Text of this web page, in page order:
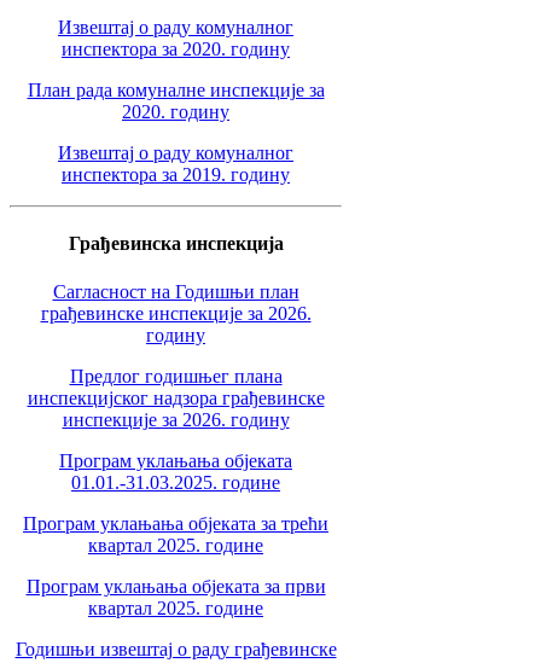
Извештај о раду комуналног
инспектора за 2020. годину
План рада комуналне инспекције за
2020. годину
Извештај о раду комуналног
инспектора за 2019. годину
Грађевинска инспекција
Сагласност на Годишњи план
грађевинске инспекције за 2026.
годину
Предлог годишњег плана
инспекцијског надзора грађевинске
инспекције за 2026. годину
Програм уклањања објеката
01.01.-31.03.2025. године
Програм уклањања објеката за трећи
квартал 2025. године
Програм уклањања објеката за први
квартал 2025. године
Годишњи извештај о раду грађевинске